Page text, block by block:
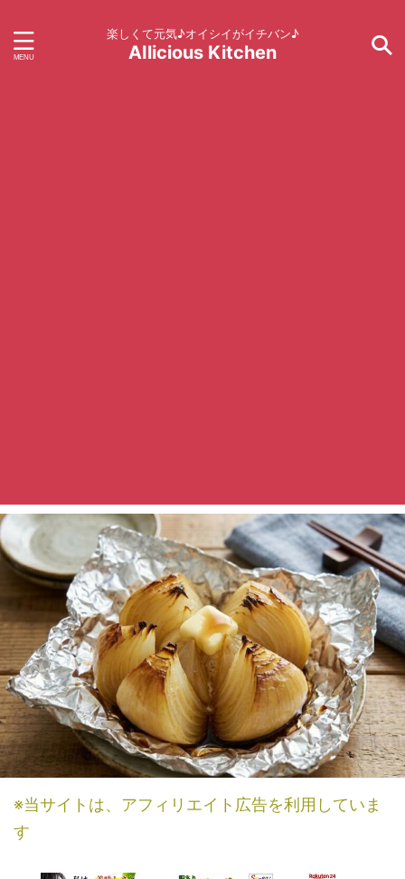
楽しくて元気♪オイシイがイチバン♪
AIlicious Kitchen
※当サイトは、アフィリエイト広告を利用していま
す